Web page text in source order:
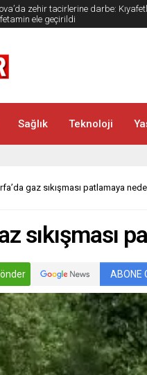
zehir tacirlerine darbe:
ele geçirildi
Sağlık Teknoloji
gaz sıkışması patlamaya
sıkışması
ABONE